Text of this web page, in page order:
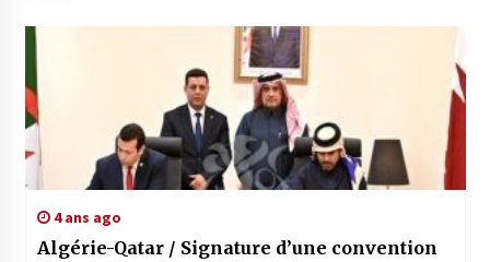
4 ans ago
Algérie-Qatar / Signature d’une convention